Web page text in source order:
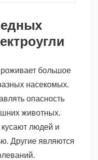
большое
насекомых.
опасность
животных.
людей и
Другие являются